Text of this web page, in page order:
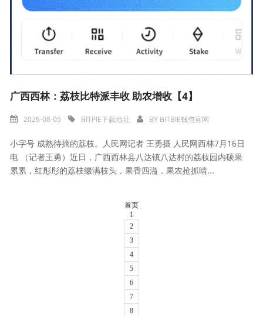
广西西林：荔枝比特派丰收 助农增收【4】
2026-08-05 BITPIE下载地址 BY BITBIE钱包官网
小字号 成熟待摘的荔枝。人民网记者 王勇摄 人民网西林7月16日
电 （记者王勇）近日，广西西林县八达镇八达村的荔枝园内硕果
累累，红彤彤的荔枝缀满枝头，果香四溢，果农抢抓晴...
首页
1
2
3
4
5
6
7
8